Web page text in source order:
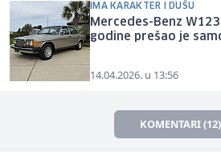
IMA KARAKTER I DUŠU
Mercedes-Benz
godine prešao je
14.04.2026. u 13:56
KOMENTARI (12)